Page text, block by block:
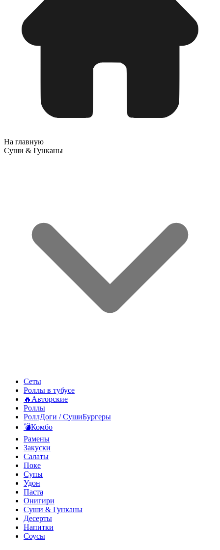
На главную
Суши & Гунканы
Сеты
Роллы в тубусе
🔥Авторские
Роллы
РоллДоги / СушиБургеры
💣Комбо
Рамены
Закуски
Салаты
Поке
Супы
Удон
Паста
Онигири
Суши & Гунканы
Десерты
Напитки
Соусы